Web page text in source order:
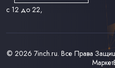
с 12 до 22,
© 2026 7inch.ru. Все Права